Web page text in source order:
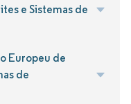
e Sistemas de
Europeu de
de